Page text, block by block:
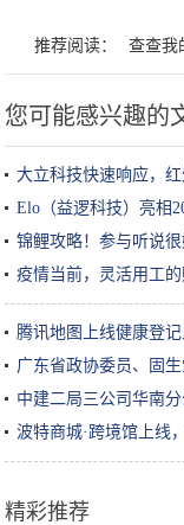
推荐阅读： 查查我
您可能感兴趣的
大立科技快速响应，
Elo（益逻科技）亮相
锦鲤攻略！参与听说
疫情当前，灵活用工
腾讯地图上线健康登
广东省政协委员、固
疗机构复工
中建二局三公司华南
波特商城·跨境馆上线
精彩推荐